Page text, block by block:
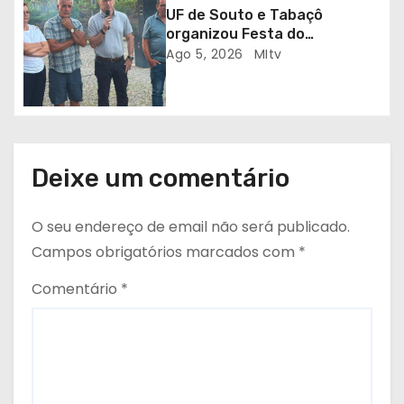
s
UF de Souto e Tabaçô
organizou Festa do
Emigrante
Ago 5, 2026 MItv
Deixe um comentário
O seu endereço de email não será publicado.
Campos obrigatórios marcados com *
Comentário *